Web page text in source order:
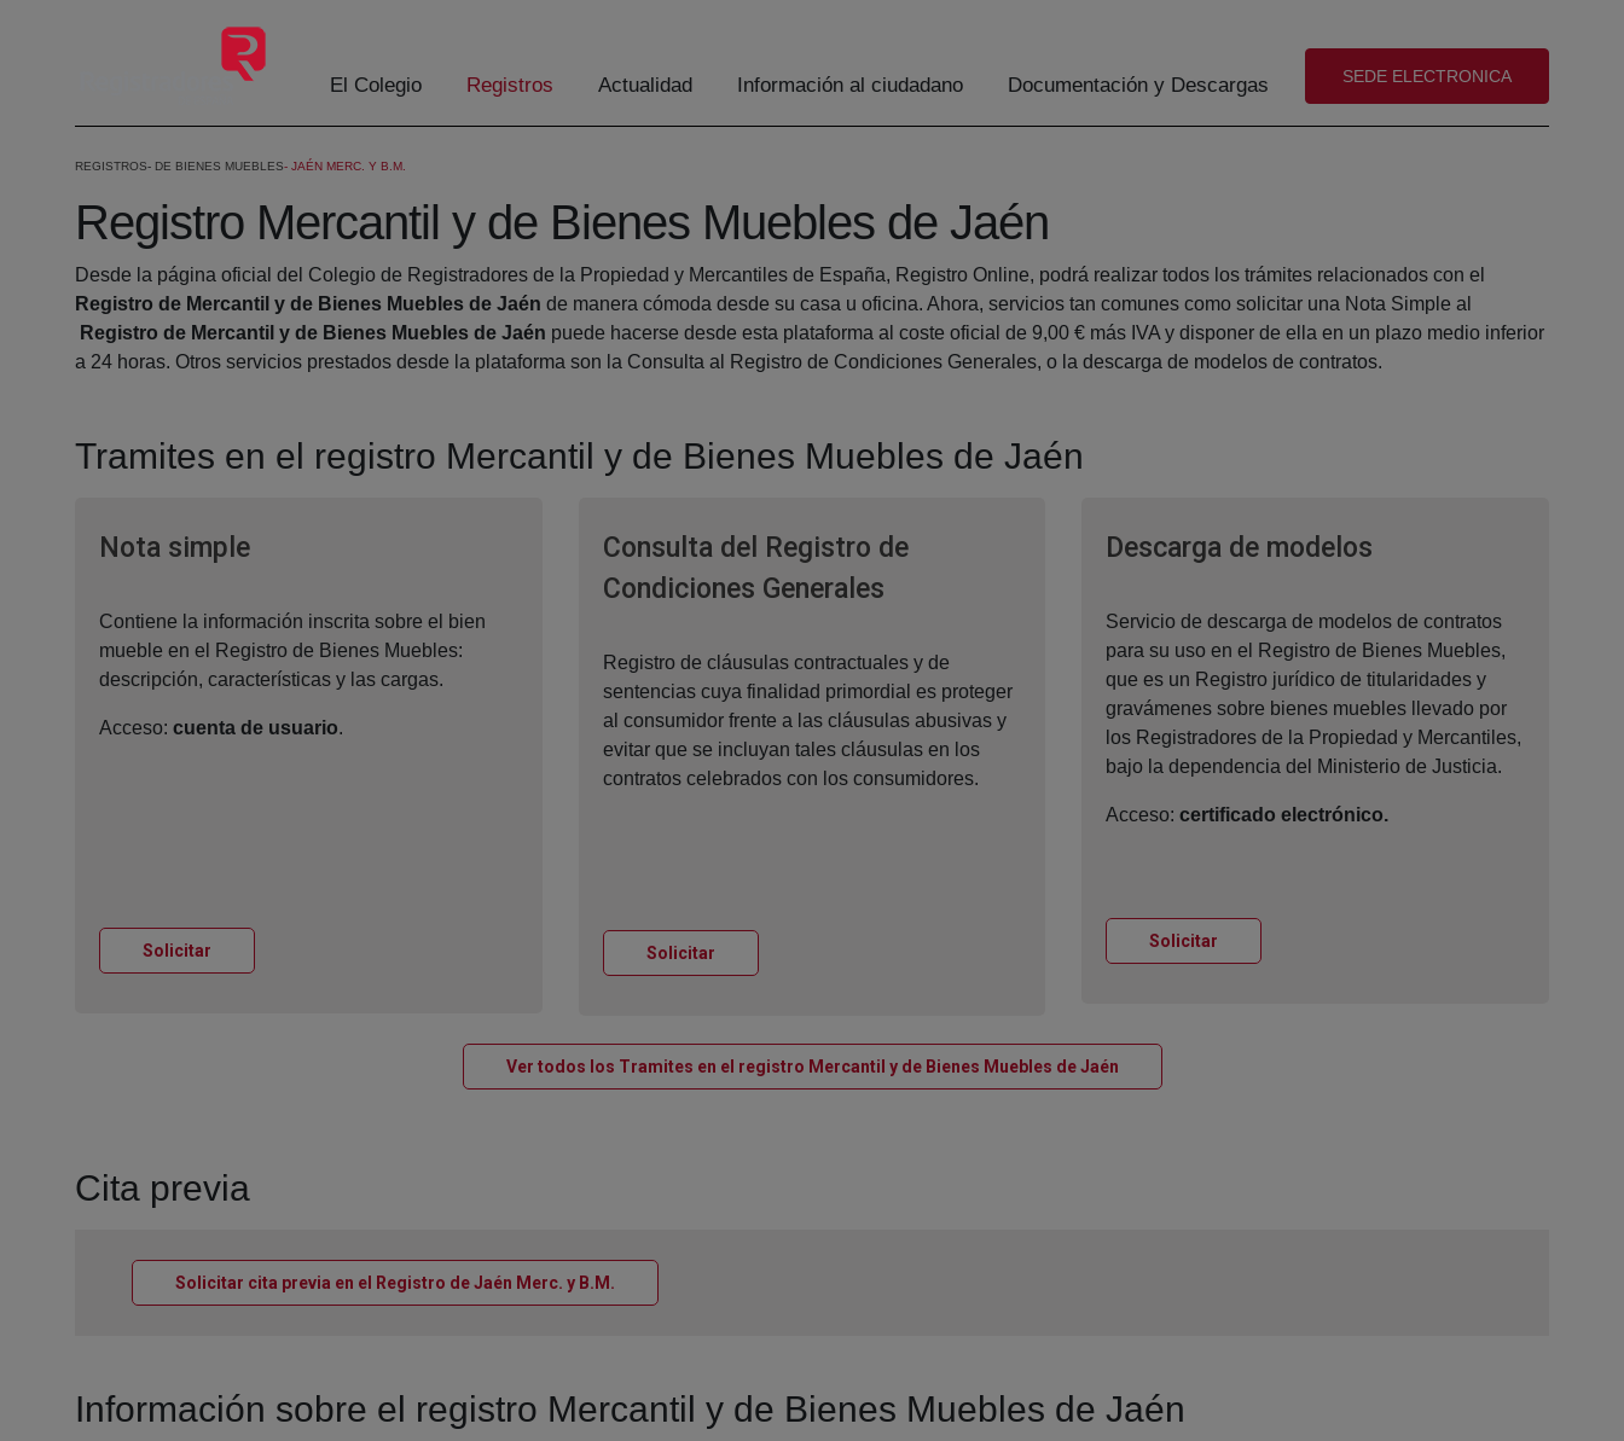
El Colegio Registros Actualidad Información al ciudadano Documentación y Descargas (abre en nueva ventana)
SEDE ELECTRONICA
REGISTROS DE BIENES MUEBLES JAÉN MERC. Y B.M.
Registro Mercantil y de Bienes Muebles de Jaén
Desde la página oficial del Colegio de Registradores de la Propiedad y Mercantiles de España, Registro Online, podrá realizar todos los trámites relacionados con el
Registro de Mercantil y de Bienes Muebles de Jaén de manera cómoda desde su casa u oficina. Ahora, servicios tan comunes como solicitar una Nota Simple al
Registro de Mercantil y de Bienes Muebles de Jaén puede hacerse desde esta plataforma al coste oficial de 9,00 € más IVA y disponer de ella en un plazo medio inferior
a 24 horas. Otros servicios prestados desde la plataforma son la Consulta al Registro de Condiciones Generales, o la descarga de modelos de contratos.
Tramites en el registro Mercantil y de Bienes Muebles de Jaén
Nota simpleVentana nueva
Contiene la información inscrita sobre el bien
mueble en el Registro de Bienes Muebles:
descripción, características y las cargas.
Acceso: cuenta de usuario.
Solicitar
Consulta del Registro de
Condiciones GeneralesVentana nueva
Registro de cláusulas contractuales y de
sentencias cuya finalidad primordial es proteger
al consumidor frente a las cláusulas abusivas y
evitar que se incluyan tales cláusulas en los
contratos celebrados con los consumidores.
SolicitarVentana nueva
Descarga de modelos
Servicio de descarga de modelos de contratos
para su uso en el Registro de Bienes Muebles,
que es un Registro jurídico de titularidades y
gravámenes sobre bienes muebles llevado por
los Registradores de la Propiedad y Mercantiles,
bajo la dependencia del Ministerio de Justicia.
Acceso:certificado electrónico.
Solicitar
Ver todos los Tramites en el registro Mercantil y de Bienes Muebles de JaénVentana nueva
Cita previa
Solicitar cita previa en el Registro de Jaén Merc. y B.M.
Información sobre el registro Mercantil y de Bienes Muebles de Jaén